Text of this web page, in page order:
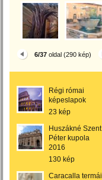
6/37 oldal (290 kép)
Régi római
képeslapok
23 kép
Huszákné Szent
Péter kupola
2016
130 kép
Caracalla termái